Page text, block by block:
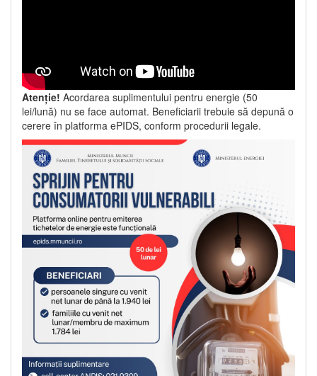
Atenție! Acordarea suplimentului pentru energie (50
lei/lună) nu se face automat. Beneficiarii trebuie să depună o
cerere în platforma ePIDS, conform procedurii legale.